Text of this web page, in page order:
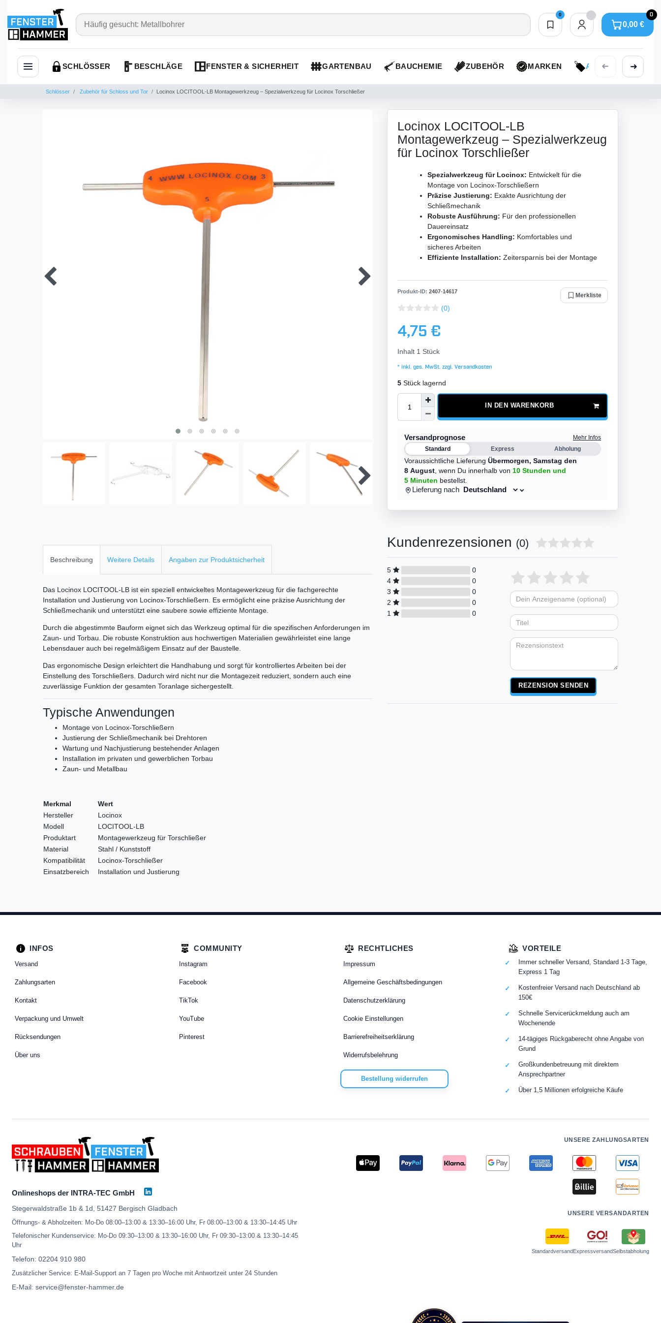
0
Merkliste
0
0,00 €
0,00 €
Navigation öffnen
SCHLÖSSER BESCHLÄGE FENSTER & SICHERHEIT GARTENBAU BAUCHEMIE ZUBEHÖR MARKEN AKTIONEN
➜ ➜
Schlösser Zubehör für Schloss und Tor Locinox LOCITOOL-LB Montagewerkzeug – Spezialwerkzeug für Locinox Torschließer
Locinox LOCITOOL-LB
Montagewerkzeug – Spezialwerkzeug
für Locinox Torschließer
Spezialwerkzeug für Locinox: Entwickelt für die
Montage von Locinox-Torschließern
Präzise Justierung: Exakte Ausrichtung der
Schließmechanik
Robuste Ausführung: Für den professionellen
Dauereinsatz
Ergonomisches Handling: Komfortables und
sicheres Arbeiten
Effiziente Installation: Zeitersparnis bei der Montage
Produkt-ID: 2407-14617
Merkliste
(0)
4,75 €
Inhalt 1 Stück
* inkl. ges. MwSt. zzgl. Versandkosten
5 Stück lagernd
IN DEN WARENKORB
Versandprognose
Mehr Infos
Standard
Express Abholung
Voraussichtliche Lieferung Übermorgen, Samstag den
8 August, wenn Du innerhalb von 10 Stunden und
5 Minuten bestellst.
Lieferung nach
Beschreibung Weitere Details Angaben zur Produktsicherheit
Das Locinox LOCITOOL-LB ist ein speziell entwickeltes Montagewerkzeug für die fachgerechte
Installation und Justierung von Locinox-Torschließern. Es ermöglicht eine präzise Ausrichtung der
Schließmechanik und unterstützt eine saubere sowie effiziente Montage.
Durch die abgestimmte Bauform eignet sich das Werkzeug optimal für die spezifischen Anforderungen im
Zaun- und Torbau. Die robuste Konstruktion aus hochwertigen Materialien gewährleistet eine lange
Lebensdauer auch bei regelmäßigem Einsatz auf der Baustelle.
Das ergonomische Design erleichtert die Handhabung und sorgt für kontrolliertes Arbeiten bei der
Einstellung des Torschließers. Dadurch wird nicht nur die Montagezeit reduziert, sondern auch eine
zuverlässige Funktion der gesamten Toranlage sichergestellt.
Typische Anwendungen
Montage von Locinox-Torschließern
Justierung der Schließmechanik bei Drehtoren
Wartung und Nachjustierung bestehender Anlagen
Installation im privaten und gewerblichen Torbau
Zaun- und Metallbau
Merkmal
Wert
Hersteller
Locinox
Modell
LOCITOOL-LB
Produktart
Montagewerkzeug für Torschließer
Material
Stahl / Kunststoff
Kompatibilität
Locinox-Torschließer
Einsatzbereich
Installation und Justierung
Kundenrezensionen (0)
5
0
4
0
3
0
2
0
1
0
Bewertungssterne
von
5
4
von
5
3
von
5
2
von
5
1
von
5
Bewertungssternen
Anzeigename
(optional)
REZENSION SENDEN
INFOS
Versand
Zahlungsarten
Kontakt
Verpackung und Umwelt
Rücksendungen
Über uns
COMMUNITY
Instagram
Facebook
TikTok
YouTube
Pinterest
RECHTLICHES
Impressum
Allgemeine Geschäftsbedingungen
Datenschutzerklärung
Cookie Einstellungen
Barrierefreiheitserklärung
Widerrufsbelehrung
Bestellung widerrufen
VORTEILE
Immer schneller Versand, Standard 1-3 Tage,
Express 1 Tag
Kostenfreier Versand nach Deutschland ab
150€
Schnelle Servicerückmeldung auch am
Wochenende
14-tägiges Rückgaberecht ohne Angabe von
Grund
Großkundenbetreuung mit direktem
Ansprechpartner
Über 1,5 Millionen erfolgreiche Käufe
Onlineshops der INTRA-TEC GmbH
Stegerwaldstraße 1b & 1d, 51427 Bergisch Gladbach
Öffnungs- & Abholzeiten: Mo-Do 08:00–13:00 & 13:30–16:00 Uhr, Fr 08:00–13:00 & 13:30–14:45 Uhr
Telefonischer Kundenservice: Mo-Do 09:30–13:00 & 13:30–16:00 Uhr, Fr 09:30–13:00 & 13:30–14:45
Uhr
Telefon: 02204 910 980
Zusätzlicher Service: E-Mail-Support an 7 Tagen pro Woche mit Antwortzeit unter 24 Stunden
E-Mail: service@fenster-hammer.de
UNSERE ZAHLUNGSARTEN
UNSERE VERSANDARTEN
StandardversandExpressversandSelbstabholung